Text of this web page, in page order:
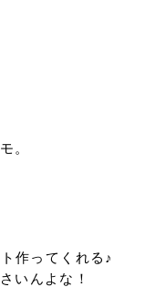
。
作ってくれる♪
いんよな！